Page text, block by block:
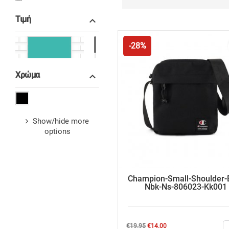
Τιμή 
€15.00 - €20.00
Χρώμα 
Show/hide more
options
-28%
Champion-Small-Shoulder-
Nbk-Ns-806023-Kk001
Regular
€19.95Price
€14.00